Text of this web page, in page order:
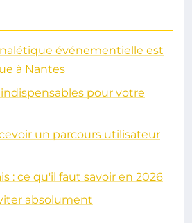
événementielle est
à Nantes
pour votre
un parcours utilisateur
: ce qu'il faut savoir en 2026
absolument